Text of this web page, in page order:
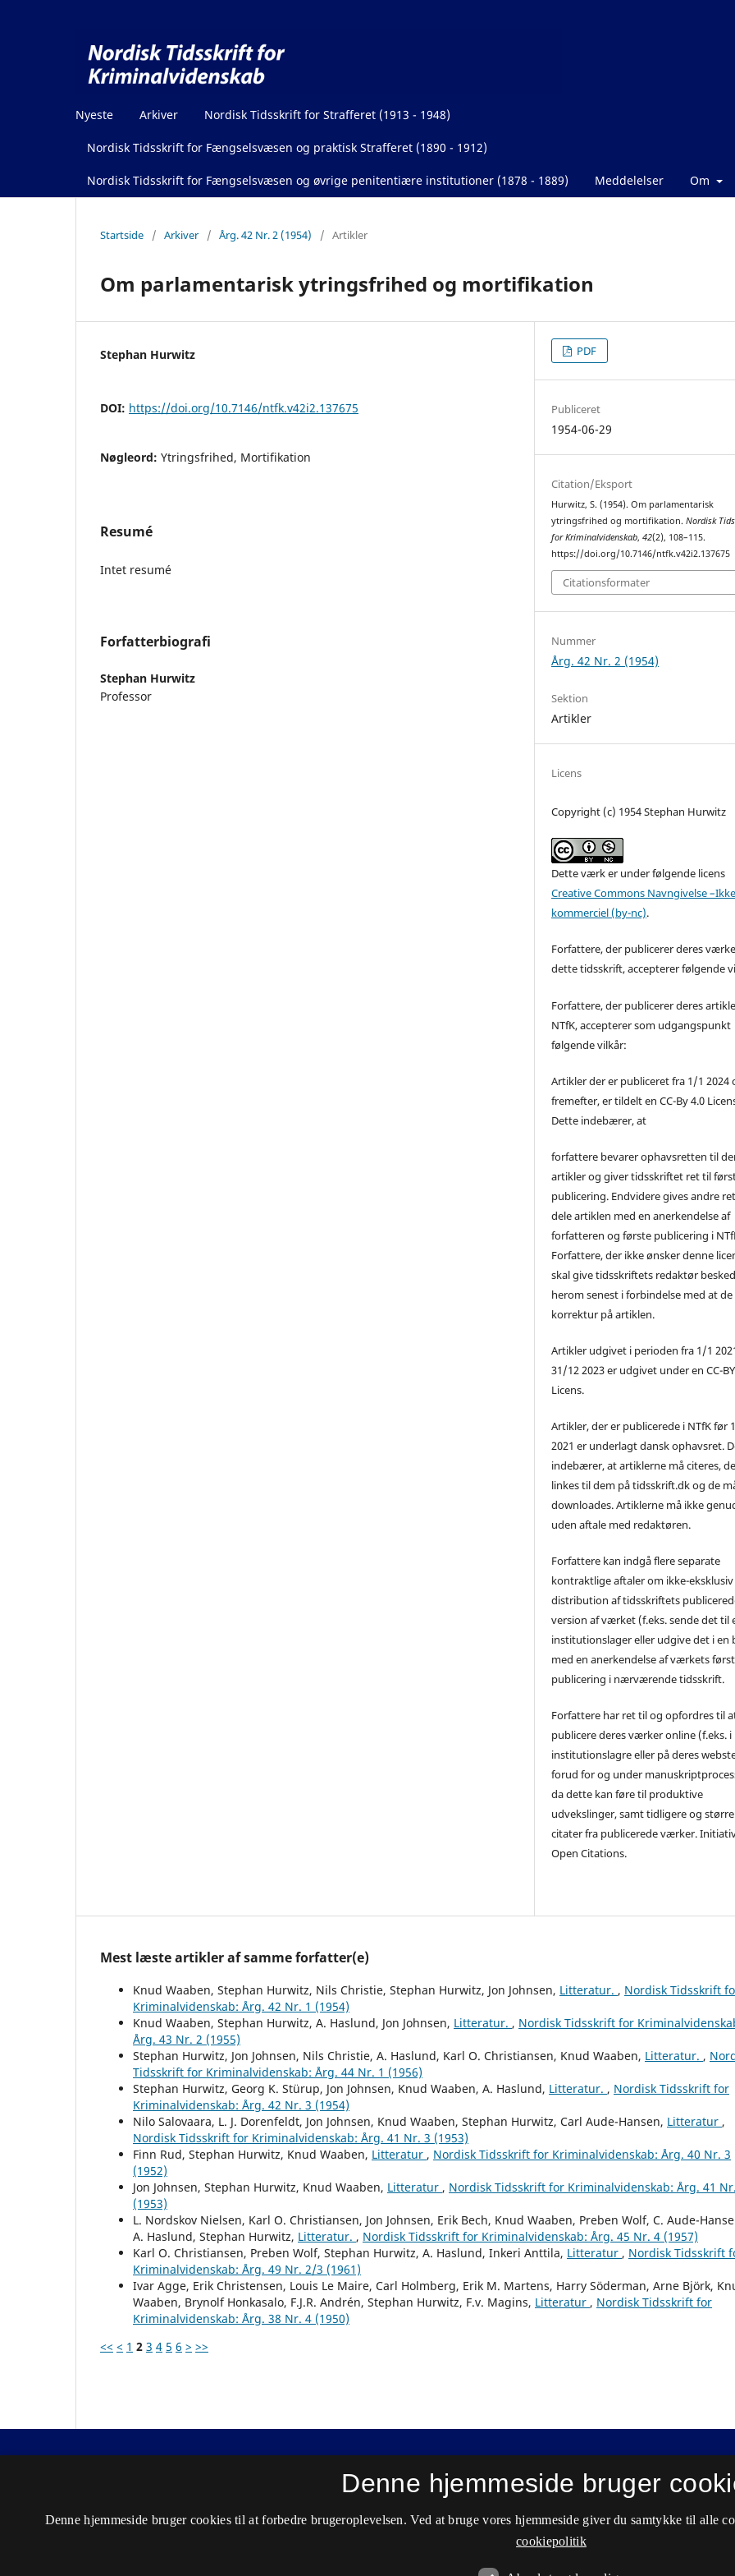
Nyeste Arkiver Nordisk Tidsskrift for Strafferet (1913 - 1948)
Nordisk Tidsskrift for Fængselsvæsen og praktisk Strafferet (1890 - 1912)
Nordisk Tidsskrift for Fængselsvæsen og øvrige penitentiære institutioner (1878 - 1889) Meddelelser Om
Startside / Arkiver / Årg. 42 Nr. 2 (1954) / Artikler
Om parlamentarisk ytringsfrihed og mortifikation
Stephan Hurwitz
DOI: https://doi.org/10.7146/ntfk.v42i2.137675
Nøgleord: Ytringsfrihed, Mortifikation
Resumé
Intet resumé
Forfatterbiografi
Stephan Hurwitz
Professor
PDF
Publiceret
1954-06-29
Citation/Eksport
Hurwitz, S. (1954). Om parlamentarisk
ytringsfrihed og mortifikation.Nordisk
for Kriminalvidenskab,42(2), 108–115.
https://doi.org/10.7146/ntfk.v42i2.137675
Citationsformater
Nummer
Årg. 42 Nr. 2 (1954)
Sektion
Artikler
Licens
Copyright (c) 1954 Stephan Hurwitz
Dette værk er under følgende licens
Creative Commons Navngivelse
kommerciel (by-nc).
Forfattere, der publicerer deres
dette tidsskrift, accepterer følgende
Forfattere, der publicerer deres
NTfK, accepterer som udgangspunkt
følgende vilkår:
Artikler der er publiceret fra 1/1 2024
fremefter, er tildelt en CC-By 4.0
Dette indebærer, at
forfattere bevarer ophavsretten til
artikler og giver tidsskriftet ret til
publicering. Endvidere gives andre
dele artiklen med en anerkendelse af
forfatteren og første publicering i
Forfattere, der ikke ønsker denne
skal give tidsskriftets redaktør besked
herom senest i forbindelse med at
korrektur på artiklen.
Artikler udgivet i perioden fra 1/1
31/12 2023 er udgivet under en CC-
Licens.
Artikler, der er publicerede i NTfK før
2021 er underlagt dansk ophavsret.
indebærer, at artiklerne må citeres,
linkes til dem på tidsskrift.dk og de
downloades. Artiklerne må ikke
uden aftale med redaktøren.
Forfattere kan indgå flere separate
kontraktlige aftaler om ikke-eksklusiv
distribution af tidsskriftets
version af værket (f.eks. sende det til
institutionslager eller udgive det i en
med en anerkendelse af værkets
publicering i nærværende tidsskrift.
Forfattere har ret til og opfordres til
publicere deres værker online (f.eks. i
institutionslagre eller på deres
forud for og under
da dette kan føre til produktive
udvekslinger, samt tidligere og større
citater fra publicerede værker.
Open Citations.
Mest læste artikler af samme forfatter(e)
Knud Waaben, Stephan Hurwitz, Nils Christie, Stephan Hurwitz, Jon Johnsen, Litteratur. , Nordisk Tidsskrift
Kriminalvidenskab: Årg. 42 Nr. 1 (1954)
Knud Waaben, Stephan Hurwitz, A. Haslund, Jon Johnsen, Litteratur. , Nordisk Tidsskrift for
Årg. 43 Nr. 2 (1955)
Stephan Hurwitz, Jon Johnsen, Nils Christie, A. Haslund, Karl O. Christiansen, Knud Waaben, Litteratur. ,
Tidsskrift for Kriminalvidenskab: Årg. 44 Nr. 1 (1956)
Stephan Hurwitz, Georg K. Stürup, Jon Johnsen, Knud Waaben, A. Haslund, Litteratur. , Nordisk Tidsskrift for
Kriminalvidenskab: Årg. 42 Nr. 3 (1954)
Nilo Salovaara, L. J. Dorenfeldt, Jon Johnsen, Knud Waaben, Stephan Hurwitz, Carl Aude-Hansen, Litteratur ,
Nordisk Tidsskrift for Kriminalvidenskab: Årg. 41 Nr. 3 (1953)
Finn Rud, Stephan Hurwitz, Knud Waaben, Litteratur , Nordisk Tidsskrift for Kriminalvidenskab: Årg. 40 Nr. 3
(1952)
Jon Johnsen, Stephan Hurwitz, Knud Waaben, Litteratur , Nordisk Tidsskrift for Kriminalvidenskab: Årg. 41
(1953)
L. Nordskov Nielsen, Karl O. Christiansen, Jon Johnsen, Erik Bech, Knud Waaben, Preben Wolf, C. Aude-
A. Haslund, Stephan Hurwitz, Litteratur. , Nordisk Tidsskrift for Kriminalvidenskab: Årg. 45 Nr. 4 (1957)
Karl O. Christiansen, Preben Wolf, Stephan Hurwitz, A. Haslund, Inkeri Anttila, Litteratur , Nordisk Tidsskrift
Kriminalvidenskab: Årg. 49 Nr. 2/3 (1961)
Ivar Agge, Erik Christensen, Louis Le Maire, Carl Holmberg, Erik M. Martens, Harry Söderman, Arne Björk,
Waaben, Brynolf Honkasalo, F.J.R. Andrén, Stephan Hurwitz, F.v. Magins, Litteratur , Nordisk Tidsskrift for
Kriminalvidenskab: Årg. 38 Nr. 4 (1950)
<< < 1 2 3 4 5 6 > >>
Nordisk Tidsskrift for Kriminalvidenskab
ISSN 2446-3051 (Online)
Denne hjemmeside bruger
Denne hjemmeside bruger cookies til at forbedre brugeroplevelsen. Ved at bruge vores hjemmeside giver du samtykke til alle
cookiepolitik